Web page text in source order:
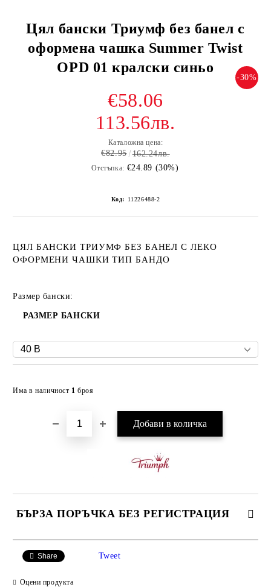
Цял бански Триумф без банел с
оформена чашка Summer Twist
OPD 01 кралски синьо
-30%
€58.06
113.56лв.
Каталожна цена:
€82.95 162.24лв.
Отстъпка: €24.89 (30%)
Код: 11226488-2
ЦЯЛ БАНСКИ ТРИУМФ БЕЗ БАНЕЛ С ЛЕКО
ОФОРМЕНИ ЧАШКИ ТИП БАНДО
Размер бански:
РАЗМЕР БАНСКИ
Има в наличност 1 броя
БЪРЗА ПОРЪЧКА БЕЗ РЕГИСТРАЦИЯ
Share Tweet
Оцени продукта